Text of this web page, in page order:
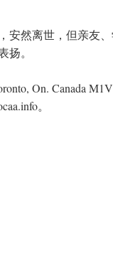
安然离世，但亲友
。
On. Canada
。